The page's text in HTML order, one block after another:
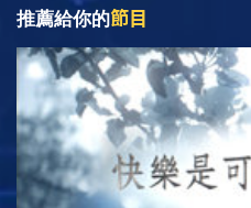
推薦給你的節目